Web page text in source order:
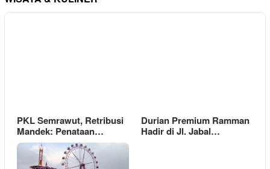
PKL Semrawut, Retribusi
Mandek: Penataan…
Durian Premium Ramman
Hadir di Jl. Jabal…